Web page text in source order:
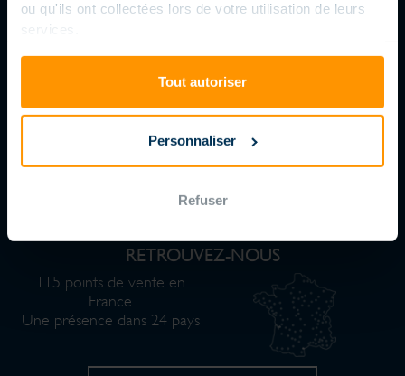
ou qu'ils ont collectées lors de votre utilisation de leurs
services.
Tout autoriser
Personnaliser
Refuser
PISCINE AU JARDIN : L’ART DE NE PAS S’ARRÊTER AU BORD DE
12 JUIN 2026
DÉCOUVRIR LE BLOG
RETROUVEZ-NOUS
115 points de vente en
France
Une présence dans 24 pays